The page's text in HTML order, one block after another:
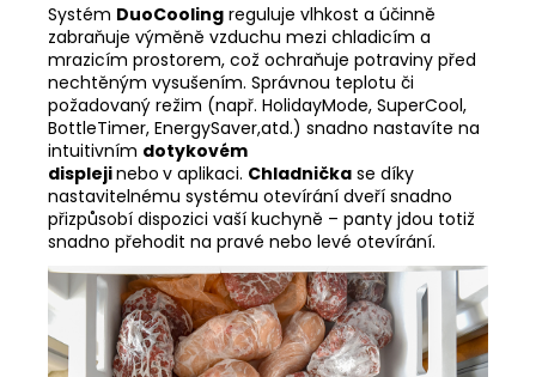
Systém DuoCooling reguluje vlhkost a účinně
zabraňuje výměně vzduchu mezi chladicím a
mrazicím prostorem, což ochraňuje potraviny před
nechtěným vysušením. Správnou teplotu či
požadovaný režim (např. HolidayMode, SuperCool,
BottleTimer, EnergySaver,atd.) snadno nastavíte na
intuitivním dotykovém
displejinebo v aplikaci. Chladnička se díky
nastavitelnému systému otevírání dveří snadno
přizpůsobí dispozici vaší kuchyně – panty jdou totiž
snadno přehodit na pravé nebo levé otevírání.